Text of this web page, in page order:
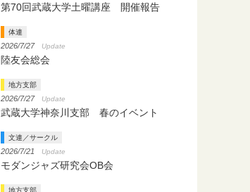
第70回武蔵大学土曜講座 開催報告
体連
2026/7/27 Update
陸友会総会
地方支部
2026/7/27 Update
武蔵大学神奈川支部 春のイベント
文連／サークル
2026/7/21 Update
モダンジャズ研究会OB会
地方支部